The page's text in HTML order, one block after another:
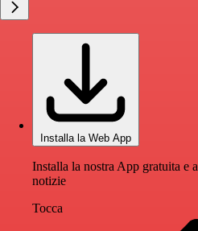
Installa la Web App
Installa la nostra App gratuita e
notizie
Tocca